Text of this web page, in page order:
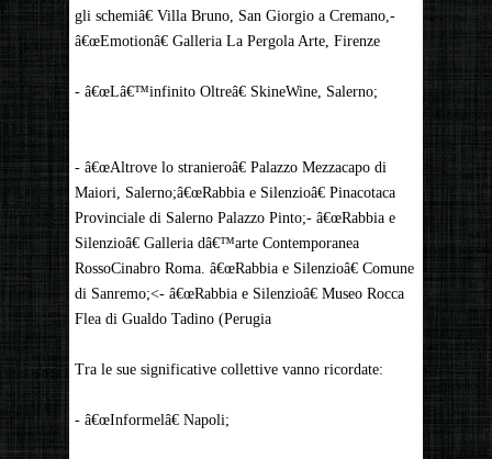
gli schemiâ€ Villa Bruno, San Giorgio a Cremano,-
â€œEmotionâ€ Galleria La Pergola Arte, Firenze
- â€œLâ€™infinito Oltreâ€ SkineWine, Salerno;
- â€œAltrove lo stranieroâ€ Palazzo Mezzacapo di
Maiori, Salerno;â€œRabbia e Silenzioâ€ Pinacotaca
Provinciale di Salerno Palazzo Pinto;- â€œRabbia e
Silenzioâ€ Galleria dâ€™arte Contemporanea
RossoCinabro Roma. â€œRabbia e Silenzioâ€ Comune
di Sanremo;<- â€œRabbia e Silenzioâ€ Museo Rocca
Flea di Gualdo Tadino (Perugia
Tra le sue significative collettive vanno ricordate:
- â€œInformelâ€ Napoli;